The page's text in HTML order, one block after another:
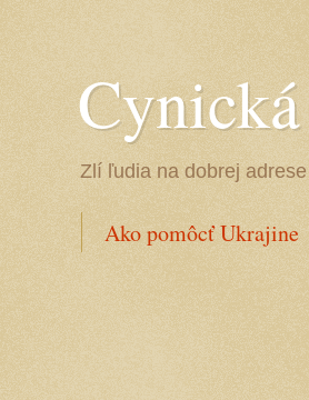
Zlí ľudia na dobrej adrese
Ako pomôcť Ukrajine